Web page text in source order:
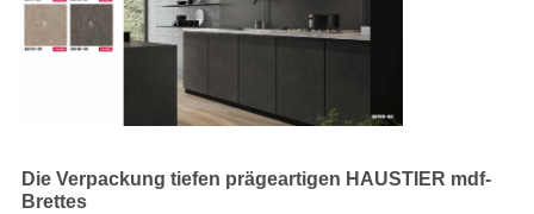
Die Verpackung tiefen prägeartigen HAUSTIER mdf-
Brettes